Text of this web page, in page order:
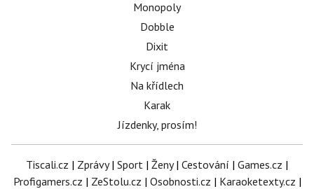
Monopoly
Dobble
Dixit
Krycí jména
Na křídlech
Karak
Jízdenky, prosím!
Tiscali.cz | Zprávy| Sport | Ženy| Cestování | Games.cz |
Profigamers.cz | ZeStolu.cz | Osobnosti.cz | Karaoketexty.cz |